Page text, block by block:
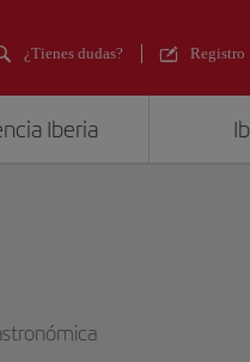
¿Tienes dudas? Registro
Iberia